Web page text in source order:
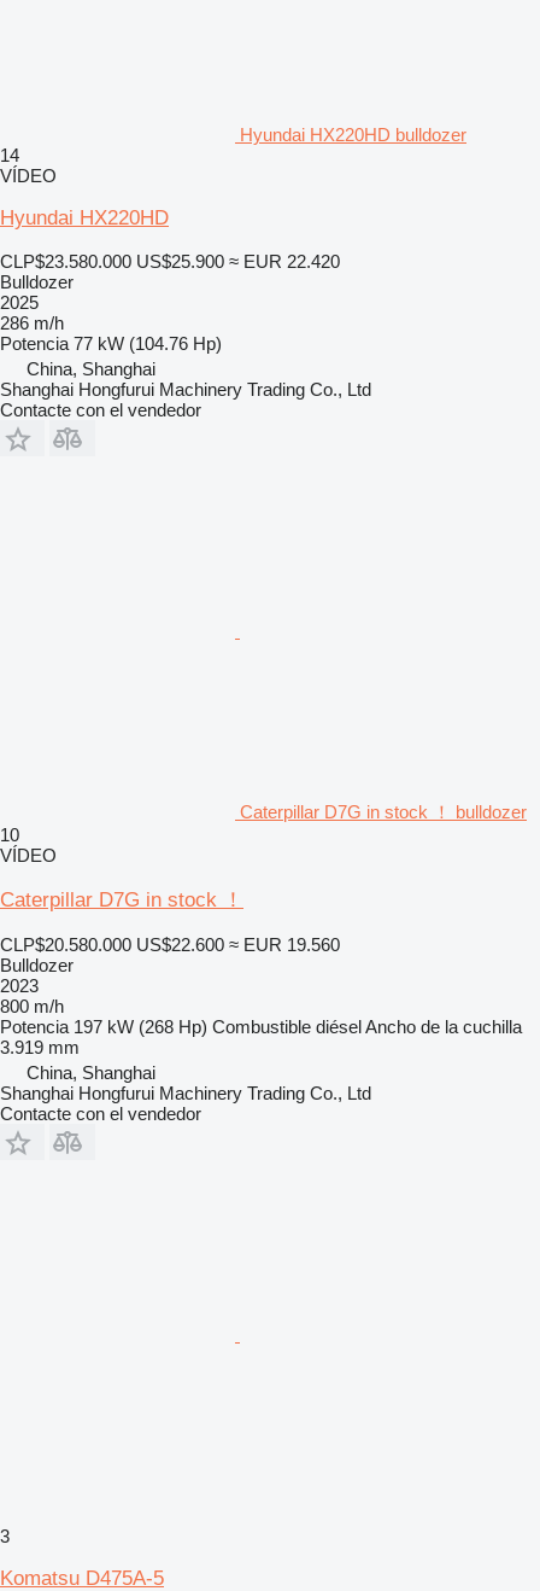
Hyundai HX220HD bulldozer
14
VÍDEO
Hyundai HX220HD
CLP$23.580.000 US$25.900 ≈ EUR 22.420
Bulldozer
2025
286 m/h
Potencia 77 kW (104.76 Hp)
China, Shanghai
Shanghai Hongfurui Machinery Trading Co., Ltd
Contacte con el vendedor
Caterpillar D7G in stock ！ bulldozer
10
VÍDEO
Caterpillar D7G in stock ！
CLP$20.580.000 US$22.600 ≈ EUR 19.560
Bulldozer
2023
800 m/h
Potencia 197 kW (268 Hp) Combustible diéselAncho de la cuchilla
3.919 mm
China, Shanghai
Shanghai Hongfurui Machinery Trading Co., Ltd
Contacte con el vendedor
3
Komatsu D475A-5